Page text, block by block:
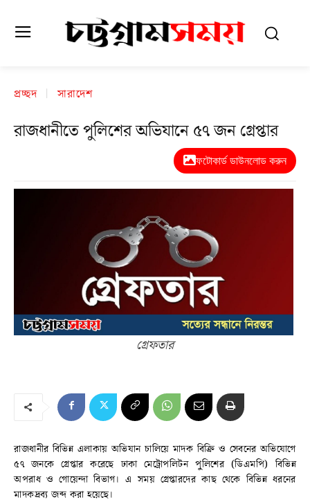
প্রচ্ছদ সারাদেশ
রাজধানীতে পুলিশের অভিযানে ৫৭ জন গ্রেপ্তার
ফটোকার্ড ডাউনলোড করুন
গ্রেফতার
রাজধানীর বিভিন্ন এলাকায় অভিযান চালিয়ে মাদক বিক্রি ও সেবনের অভিযোগে
৫৭ জনকে গ্রেপ্তার করেছে ঢাকা মেট্রোপলিটন পুলিশের (ডিএমপি) বিভিন্ন
অপরাধ ও গোয়েন্দা বিভাগ। এ সময় গ্রেপ্তারদের কাছ থেকে বিভিন্ন ধরনের
মাদকদ্রব্য জব্দ করা হয়েছে।